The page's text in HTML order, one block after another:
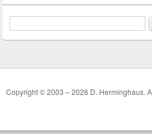
Copyright © 2003 – 2026 D. Herminghaus.